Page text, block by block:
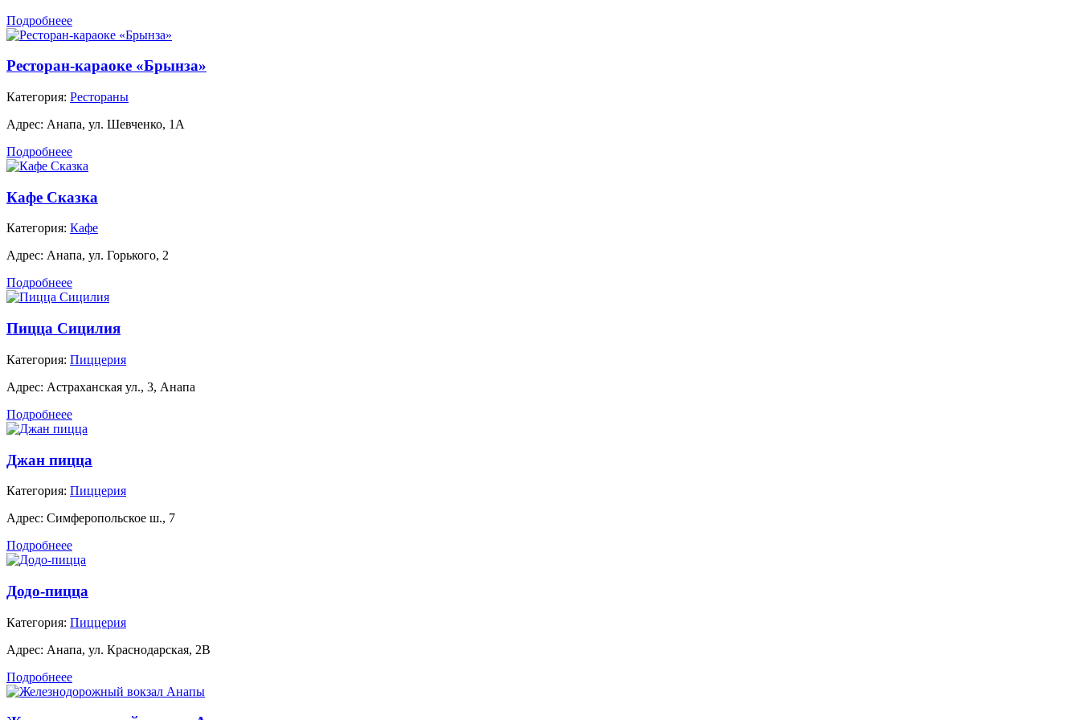
Подробнеее
Ресторан-караоке «Брынза»
Категория: Рестораны
Адрес: Анапа, ул. Шевченко, 1А
Подробнеее
Кафе Сказка
Категория: Кафе
Адрес: Анапа, ул. Горького, 2
Подробнеее
Пицца Сицилия
Категория: Пиццерия
Адрес: Астраханская ул., 3, Анапа
Подробнеее
Джан пицца
Категория: Пиццерия
Адрес: Симферопольское ш., 7
Подробнеее
Додо-пицца
Категория: Пиццерия
Адрес: Анапа, ул. Краснодарская, 2В
Подробнеее